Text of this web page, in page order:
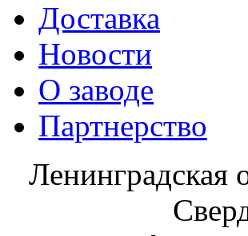
Доставка
Новости
О заводе
Партнерство
Ленинградская